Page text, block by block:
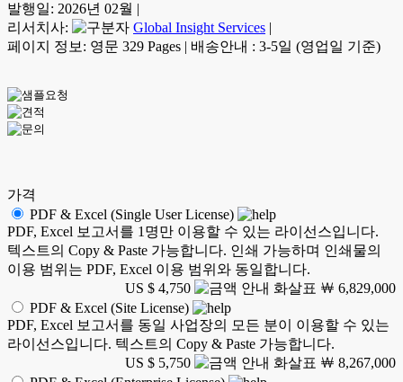
발행일: 2026년 02월 |
리서치사:
Global Insight Services |
페이지 정보: 영문 329 Pages | 배송안내 : 3-5일 (영업일 기준)
가격
PDF & Excel (Single User License)
PDF, Excel 보고서를 1명만 이용할 수 있는 라이선스입니다.
텍스트의 Copy & Paste 가능합니다. 인쇄 가능하며 인쇄물의
이용 범위는 PDF, Excel 이용 범위와 동일합니다.
US $ 4,750
￦ 6,829,000
PDF & Excel (Site License)
PDF, Excel 보고서를 동일 사업장의 모든 분이 이용할 수 있는
라이선스입니다. 텍스트의 Copy & Paste 가능합니다.
US $ 5,750
￦ 8,267,000